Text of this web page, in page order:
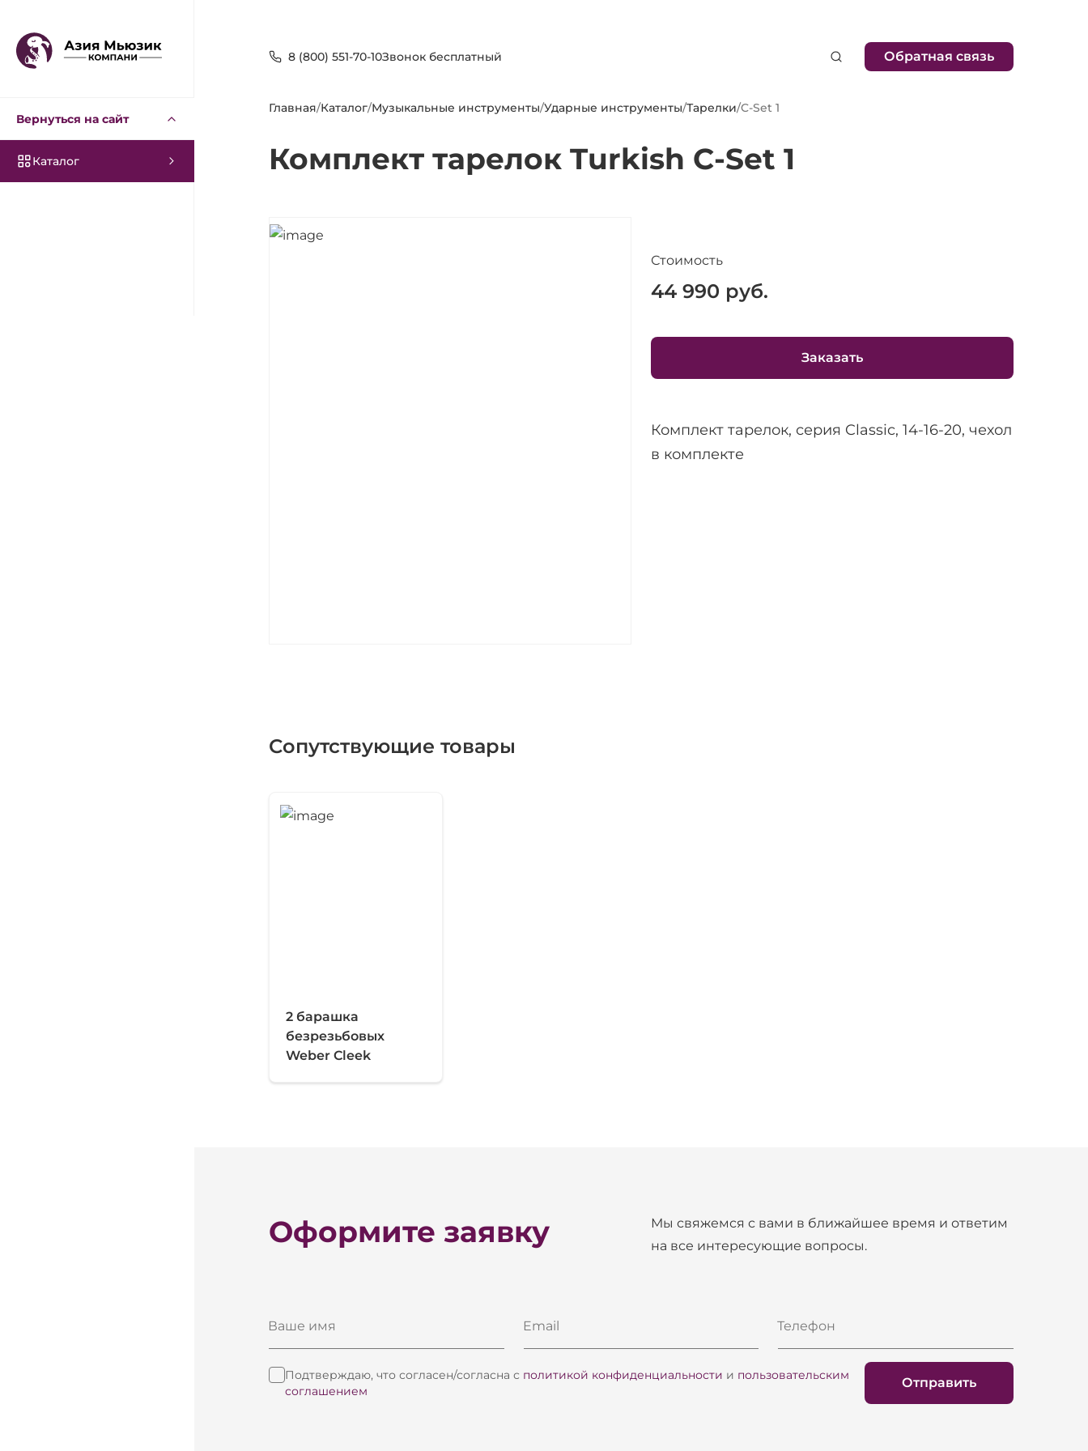
Вернуться на сайт
Каталог
8 (800) 551-70-10Звонок бесплатный Обратная связь
Главная/Каталог/Музыкальные инструменты/Ударные инструменты/Тарелки/C-Set 1
Комплект тарелок Turkish C-Set 1
Стоимость
44 990 руб.
Заказать
Комплект тарелок, серия Classic, 14-16-20, чехол
в комплекте
Сопутствующие товары
2 барашка
безрезьбовых
Weber Cleek
Оформите заявку
Мы свяжемся с вами в ближайшее время и ответим
на все интересующие вопросы.
Ваше имя Email Телефон
Подтверждаю, что согласен/согласна с политикой конфиденциальности и пользовательским
соглашением
Отправить